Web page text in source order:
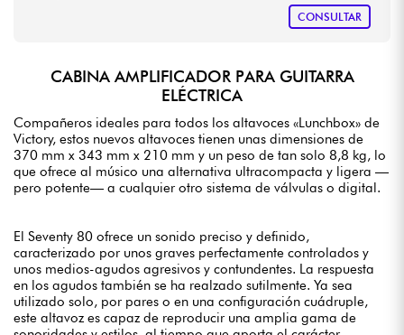
CONSULTAR
CABINA AMPLIFICADOR PARA GUITARRA
ELÉCTRICA
Compañeros ideales para todos los altavoces «Lunchbox» de
Victory, estos nuevos altavoces tienen unas dimensiones de
370 mm x 343 mm x 210 mm y un peso de tan solo 8,8 kg, lo
que ofrece al músico una alternativa ultracompacta y ligera —
pero potente— a cualquier otro sistema de válvulas o digital.
El Seventy 80 ofrece un sonido preciso y definido,
caracterizado por unos graves perfectamente controlados y
unos medios-agudos agresivos y contundentes. La respuesta
en los agudos también se ha realzado sutilmente. Ya sea
utilizado solo, por pares o en una configuración cuádruple,
este altavoz es capaz de reproducir una amplia gama de